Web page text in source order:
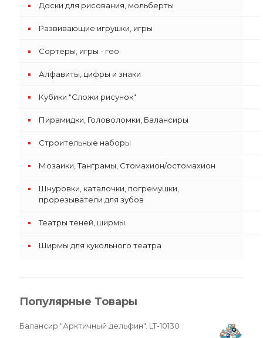
Доски для рисования, мольберты
Развивающие игрушки, игры
Сортеры, игры - гео
Алфавиты, цифры и знаки
Кубики "Сложи рисунок"
Пирамидки, Головоломки, Балансиры
Строительные наборы
Мозаики, Танграмы, Стомахион/остомахион
Шнуровки, каталочки, погремушки,
прорезыватели для зубов
Театры теней, ширмы
Ширмы для кукольного театра
Популярные Товары
Балансир "Арктичный дельфин". LT-10130